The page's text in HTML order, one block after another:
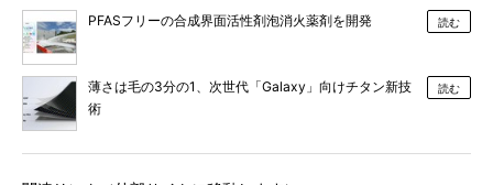
PFASフリーの合成界面活性剤泡消火薬剤を開発 読む
薄さは毛の3分の1、次世代「Galaxy」向けチタン新技
術
読む